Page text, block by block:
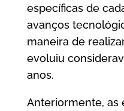
específicas de
avanços
maneira de
evoluiu
anos.
Anteriormente, as